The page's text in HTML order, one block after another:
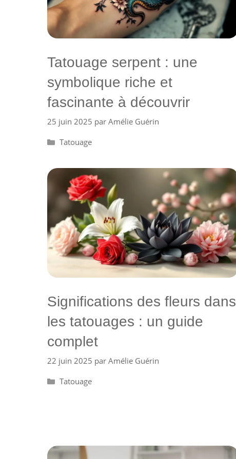
Tatouage serpent : une
symbolique riche et
fascinante à découvrir
25 juin 2025 par Amélie Guérin
Catégories
Tatouage
Significations des fleurs dans
les tatouages : un guide
complet
22 juin 2025 par Amélie Guérin
Catégories
Tatouage